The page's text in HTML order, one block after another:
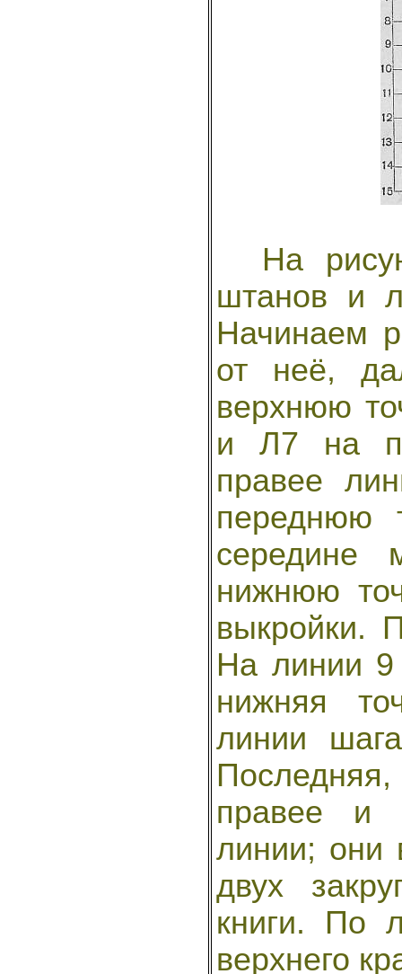
На
штанов и
Начинаем
от неё,
верхнюю
и Л7 на
правее
переднюю
нижнюю
выкройки.
На линии
нижняя
линии
правее и
линии; они
двух
книги. По
верхнего